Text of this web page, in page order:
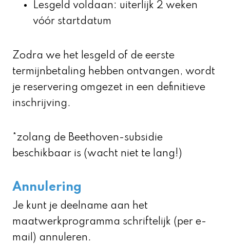
Lesgeld voldaan: uiterlijk 2 weken
vóór startdatum
Zodra we het lesgeld of de eerste
termijnbetaling hebben ontvangen, wordt
je reservering omgezet in een definitieve
inschrijving.
*zolang de Beethoven-subsidie
beschikbaar is (wacht niet te lang!)
Annulering
Je kunt je deelname aan het
maatwerkprogramma schriftelijk (per e-
mail) annuleren.